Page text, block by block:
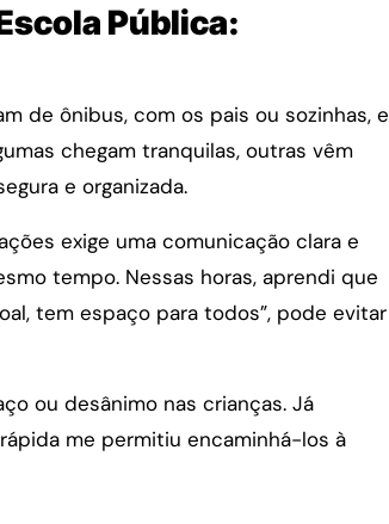
Pública:
de ônibus, com os pais ou sozinhas, e
chegam tranquilas, outras vêm
e organizada.
exige uma comunicação clara e
tempo. Nessas horas, aprendi que
tem espaço para todos”, pode evitar
ou desânimo nas crianças. Já
me permitiu encaminhá-los à